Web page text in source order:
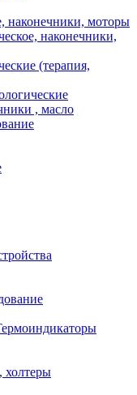
наконечники, моторы
наконечники,
(терапия,
, масло